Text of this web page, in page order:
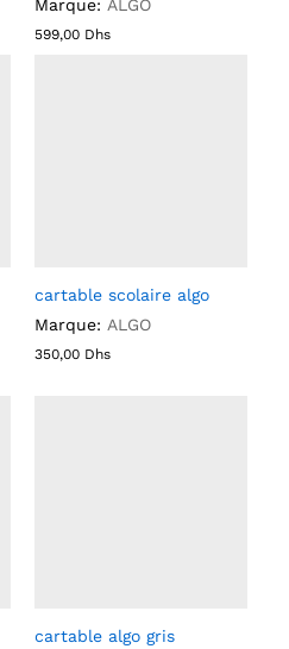
Marque: ALGO
599,00 Dhs
cartable scolaire algo
Marque: ALGO
350,00 Dhs
cartable algo gris